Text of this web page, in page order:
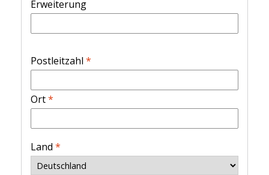
Erweiterung
Postleitzahl *
Ort*
Land *